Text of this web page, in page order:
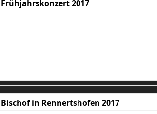
Frühjahrskonzert 2017
Bischof in Rennertshofen 2017